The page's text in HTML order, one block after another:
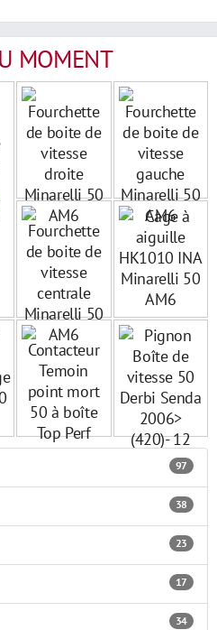
MOMENT
97
38
23
17
34